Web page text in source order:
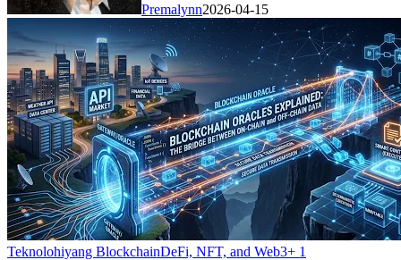
Premalynn2026-04-15
Teknolohiyang BlockchainDeFi, NFT, and Web3+ 1